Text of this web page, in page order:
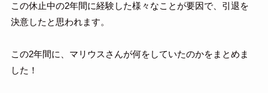
この休止中の2年間に経験した様々なことが要因で、引退を
決意したと思われます。
この2年間に、マリウスさんが何をしていたのかをまとめま
した！